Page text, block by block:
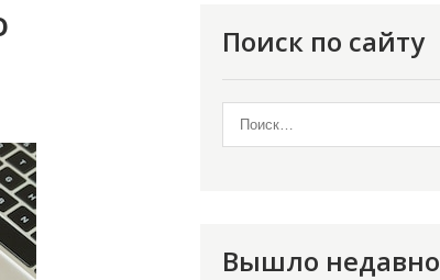
Поиск по сайту
Вышло недавно